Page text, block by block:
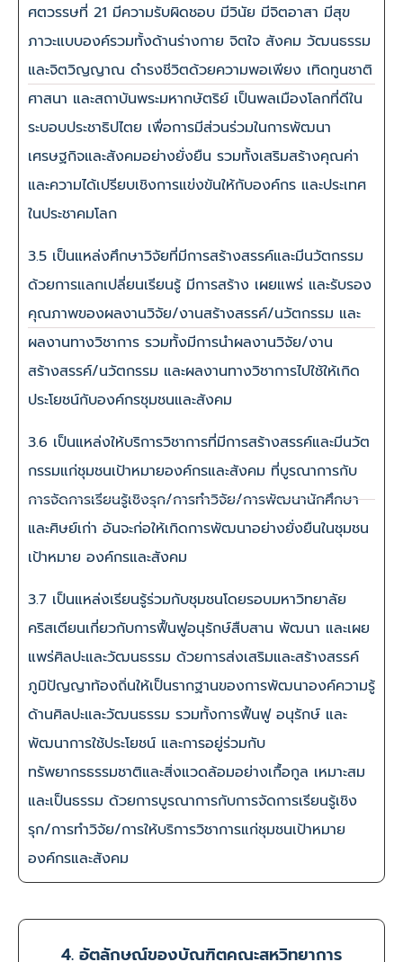
ศตวรรษที่ 21 มีความรับผิดชอบ มีวินัย มีจิตอาสา มีสุข
ภาวะแบบองค์รวมทั้งด้านร่างกาย จิตใจ สังคม วัฒนธรรม
และจิตวิญญาณ ดำรงชีวิตด้วยความพอเพียง เทิดทูนชาติ
ศาสนา และสถาบันพระมหากษัตริย์ เป็นพลเมืองโลกที่ดีใน
ระบอบประชาธิปไตย เพื่อการมีส่วนร่วมในการพัฒนา
เศรษฐกิจและสังคมอย่างยั่งยืน รวมทั้งเสริมสร้างคุณค่า
และความได้เปรียบเชิงการแข่งขันให้กับองค์กร และประเทศ
ในประชาคมโลก
3.5 เป็นแหล่งศึกษาวิจัยที่มีการสร้างสรรค์และมีนวัตกรรม
ด้วยการแลกเปลี่ยนเรียนรู้ มีการสร้าง เผยแพร่ และรับรอง
คุณภาพของผลงานวิจัย/งานสร้างสรรค์/นวัตกรรม และ
ผลงานทางวิชาการ รวมทั้งมีการนำผลงานวิจัย/งาน
สร้างสรรค์/นวัตกรรม และผลงานทางวิชาการไปใช้ให้เกิด
ประโยชน์กับองค์กรชุมชนและสังคม
3.6 เป็นแหล่งให้บริการวิชาการที่มีการสร้างสรรค์และมีนวัต
กรรมแก่ชุมชนเป้าหมายองค์กรและสังคม ที่บูรณาการกับ
การจัดการเรียนรู้เชิงรุก/การทำวิจัย/การพัฒนานักศึกษา
และศิษย์เก่า อันจะก่อให้เกิดการพัฒนาอย่างยั่งยืนในชุมชน
เป้าหมาย องค์กรและสังคม
3.7 เป็นแหล่งเรียนรู้ร่วมกับชุมชนโดยรอบมหาวิทยาลัย
คริสเตียนเกี่ยวกับการฟื้นฟูอนุรักษ์สืบสาน พัฒนา และเผย
แพร่ศิลปะและวัฒนธรรม ด้วยการส่งเสริมและสร้างสรรค์
ภูมิปัญญาท้องถิ่นให้เป็นรากฐานของการพัฒนาองค์ความรู้
ด้านศิลปะและวัฒนธรรม รวมทั้งการฟื้นฟู อนุรักษ์ และ
พัฒนาการใช้ประโยชน์ และการอยู่ร่วมกับ
ทรัพยากรธรรมชาติและสิ่งแวดล้อมอย่างเกื้อกูล เหมาะสม
และเป็นธรรม ด้วยการบูรณาการกับการจัดการเรียนรู้เชิง
รุก/การทำวิจัย/การให้บริการวิชาการแก่ชุมชนเป้าหมาย
องค์กรและสังคม
4. อัตลักษณ์ของบัณฑิตคณะสหวิทยาการ